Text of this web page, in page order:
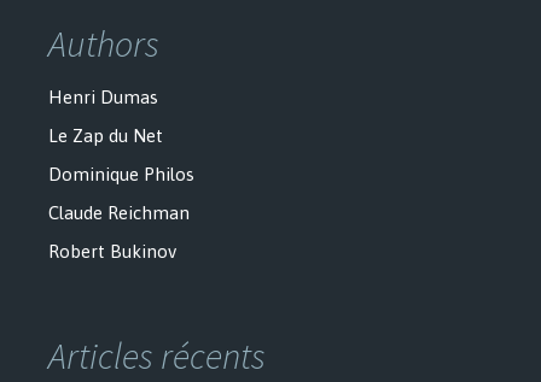
Authors
Henri Dumas
Le Zap du Net
Dominique Philos
Claude Reichman
Robert Bukinov
Articles récents